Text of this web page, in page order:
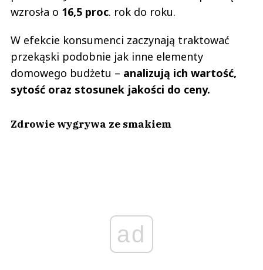
wzrosła o 16,5 proc. rok do roku.
W efekcie konsumenci zaczynają traktować
przekąski podobnie jak inne elementy
domowego budżetu – analizują ich wartość,
sytość oraz stosunek jakości do ceny.
Zdrowie wygrywa ze smakiem
ad